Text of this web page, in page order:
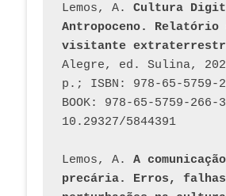
Lemos, A. Cultura
Antropoceno. Relatório
visitante
Alegre, ed. Sulina,
p.; ISBN: 978-65-5759-
BOOK: 978-65-5759-266-
10.29327/5844391
Lemos, A. A comunicação
precária. Erros,